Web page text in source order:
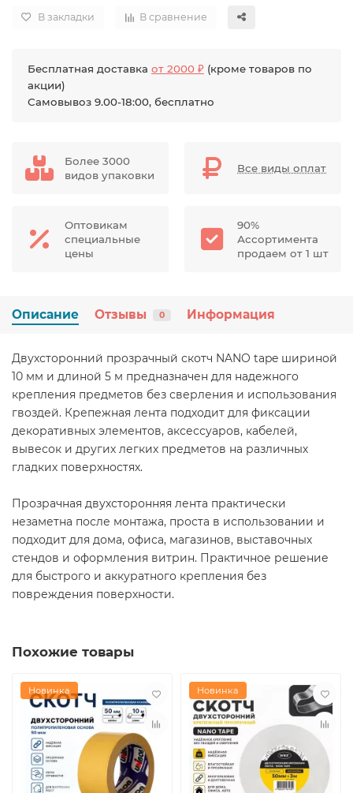
В закладки В сравнение
Бесплатная доставка от 2000 ₽ (кроме товаров по
акции)
Самовывоз 9.00-18:00, бесплатно
Более 3000
видов упаковки
Все виды оплат
Оптовикам
специальные
цены
90%
Ассортимента
продаем от 1 шт
Описание Отзывы 0 Информация
Двухсторонний прозрачный скотч NANO tape шириной
10 мм и длиной 5 м предназначен для надежного
крепления предметов без сверления и использования
гвоздей. Крепежная лента подходит для фиксации
декоративных элементов, аксессуаров, кабелей,
вывесок и других легких предметов на различных
гладких поверхностях.
Прозрачная двухсторонняя лента практически
незаметна после монтажа, проста в использовании и
подходит для дома, офиса, магазинов, выставочных
стендов и оформления витрин. Практичное решение
для быстрого и аккуратного крепления без
повреждения поверхности.
Похожие товары
Новинка Новинка